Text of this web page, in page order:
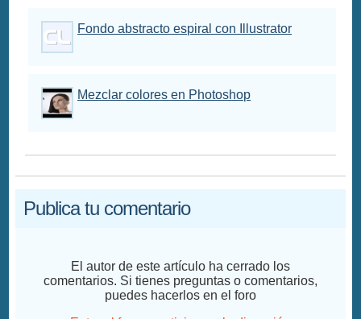
Fondo abstracto espiral con Illustrator
Mezclar colores en Photoshop
Publica tu comentario
El autor de este artículo ha cerrado los
comentarios. Si tienes preguntas o comentarios,
puedes hacerlos en el foro